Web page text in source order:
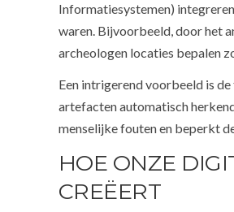
Informatiesystemen)
waren. Bijvoorbeeld, door het
archeologen locaties bepalen
Een intrigerend voorbeeld is
artefacten automatisch
menselijke fouten en beperkt
HOE ONZE
CREËERT